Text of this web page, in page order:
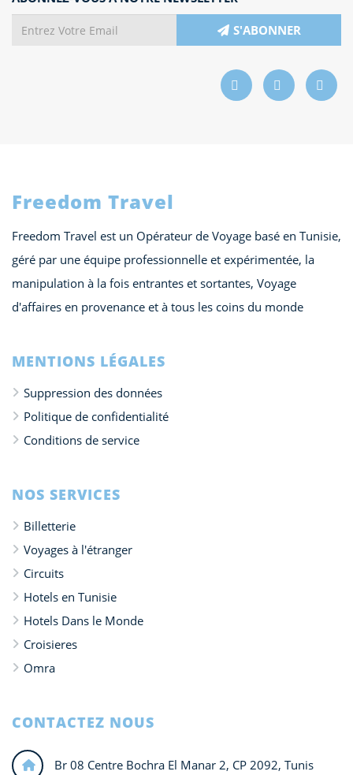
S'ABONNER
Freedom Travel
Freedom Travel est un Opérateur de Voyage basé en Tunisie,
géré par une équipe professionnelle et expérimentée, la
manipulation à la fois entrantes et sortantes, Voyage
d'affaires en provenance et à tous les coins du monde
MENTIONS LÉGALES
Suppression des données
Politique de confidentialité
Conditions de service
NOS SERVICES
Billetterie
Voyages à l'étranger
Circuits
Hotels en Tunisie
Hotels Dans le Monde
Croisieres
Omra
CONTACTEZ NOUS
Br 08 Centre Bochra El Manar 2, CP 2092, Tunis